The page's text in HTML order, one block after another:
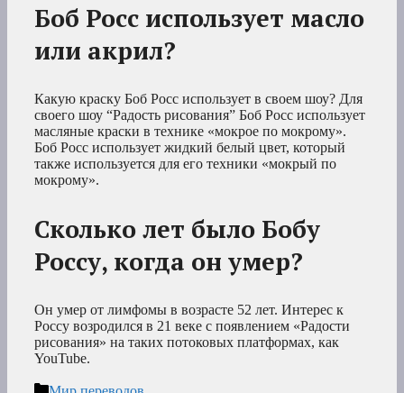
Боб Росс использует масло
или акрил?
Какую краску Боб Росс использует в своем шоу? Для
своего шоу “Радость рисования” Боб Росс использует
масляные краски в технике «мокрое по мокрому».
Боб Росс использует жидкий белый цвет, который
также используется для его техники «мокрый по
мокрому».
Сколько лет было Бобу
Россу, когда он умер?
Он умер от лимфомы в возрасте 52 лет. Интерес к
Россу возродился в 21 веке с появлением «Радости
рисования» на таких потоковых платформах, как
YouTube.
Рубрики